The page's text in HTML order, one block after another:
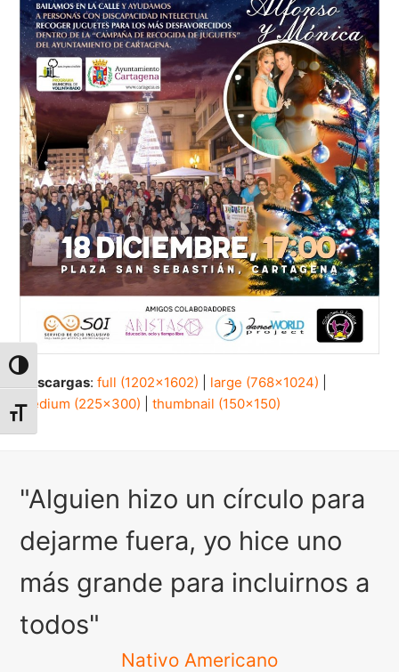
Alternar alto contraste
Alternar tamaño de letra
Descargas:full (1202x1602) large (768x1024)
medium (225x300) |thumbnail (150x150)
"Alguien hizo un círculo para
dejarme fuera, yo hice uno
más grande para incluirnos a
todos"
Nativo Americano